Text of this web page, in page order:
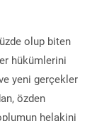
olup biten
hükümlerini
yeni gerçekler
özden
helakini